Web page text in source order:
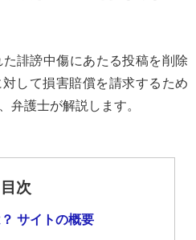
誹謗中傷にあたる投稿を削除
して損害賠償を請求するため
弁護士が解説します。
目次
サイトの概要